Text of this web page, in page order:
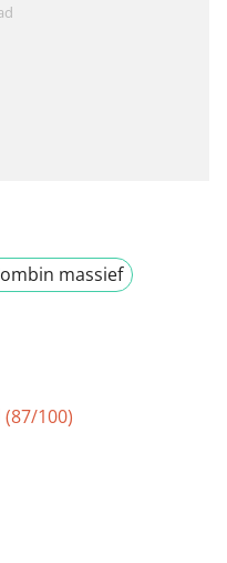
massief
100)